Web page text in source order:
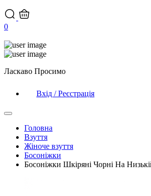
0
Ласкаво Просимо
Вхід / Реєстрація
Головна
Взуття
Жіноче взуття
Босоніжки
Босоніжки Шкіряні Чорні На